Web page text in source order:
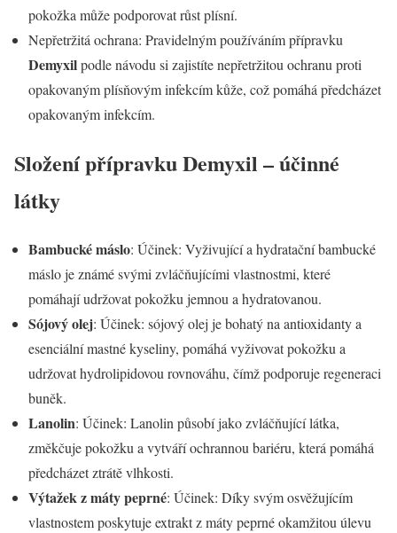
pokožka může podporovat růst plísní.
Nepřetržitá ochrana: Pravidelným používáním přípravku
Demyxilpodle návodu si zajistíte nepřetržitou ochranu proti
opakovaným plísňovým infekcím kůže, což pomáhá předcházet
opakovaným infekcím.
Složení přípravkuDemyxil – účinné
látky
Bambucké máslo: Účinek: Vyživující a hydratační bambucké
máslo je známé svými zvláčňujícími vlastnostmi, které
pomáhají udržovat pokožku jemnou a hydratovanou.
Sójový olej: Účinek: sójový olej je bohatý na antioxidanty a
esenciální mastné kyseliny, pomáhá vyživovat pokožku a
udržovat hydrolipidovou rovnováhu, čímž podporuje regeneraci
buněk.
Lanolin: Účinek: Lanolin působí jako zvláčňující látka,
změkčuje pokožku a vytváří ochrannou bariéru, která pomáhá
předcházet ztrátě vlhkosti.
Výtažek z máty peprné: Účinek: Díky svým osvěžujícím
vlastnostem poskytuje extrakt z máty peprné okamžitou úlevu